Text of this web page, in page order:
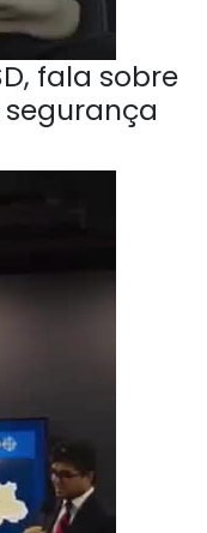
fala sobre